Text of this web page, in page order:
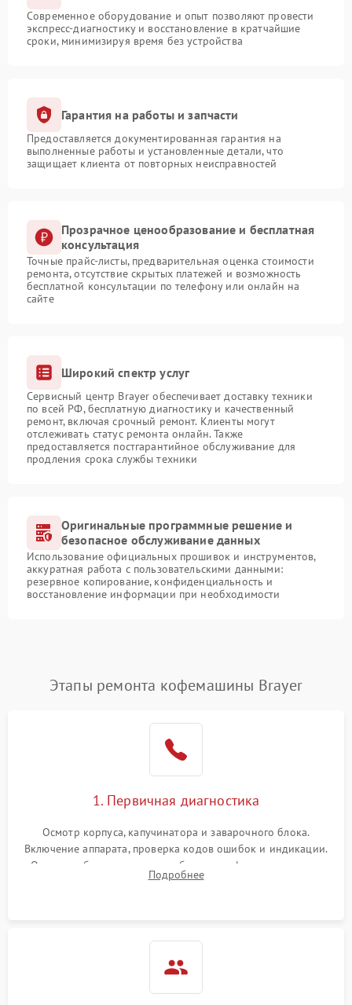
Современное оборудование и опыт позволяют провести
экспресс-диагностику и восстановление в кратчайшие
сроки, минимизируя время без устройства
Гарантия на работы и запчасти
Предоставляется документированная гарантия на
выполненные работы и установленные детали, что
защищает клиента от повторных неисправностей
Прозрачное ценообразование и бесплатная
консультация
Точные прайс-листы, предварительная оценка стоимости
ремонта, отсутствие скрытых платежей и возможность
бесплатной консультации по телефону или онлайн на
сайте
Широкий спектр услуг
Сервисный центр Brayer обеспечивает доставку техники
по всей РФ, бесплатную диагностику и качественный
ремонт, включая срочный ремонт. Клиенты могут
отслеживать статус ремонта онлайн. Также
предоставляется постгарантийное обслуживание для
продления срока службы техники
Оригинальные программные решение и
безопасное обслуживание данных
Использование официальных прошивок и инструментов,
аккуратная работа с пользовательскими данными:
резервное копирование, конфиденциальность и
восстановление информации при необходимости
Этапы ремонта кофемашины Brayer
1. Первичная диагностика
Осмотр корпуса, капучинатора и заварочного блока.
Включение аппарата, проверка кодов ошибок и индикации.
Оценка работы помпы, термоблока и кофемолки на слух.
Измерение температуры и давления воды для выявления
Подробнее